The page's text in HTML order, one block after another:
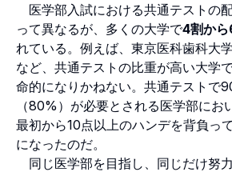
医学部入試における共通テストの
って異なるが、多くの大学で4割か
れている。例えば、東京医科歯科大
など、共通テストの比重が高い大学
命的になりかねない。共通テストで
（80%）が必要とされる医学部にお
最初から10点以上のハンデを背負っ
になったのだ。
同じ医学部を目指し、同じだけ努